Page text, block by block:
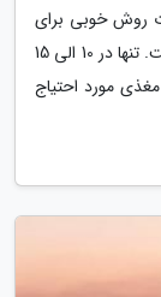
روش خوبی برای
تقویت پوست تان با ویتامین و مواد مغذی مفید است. تنها در 10 الی 15
مورد احتیاج